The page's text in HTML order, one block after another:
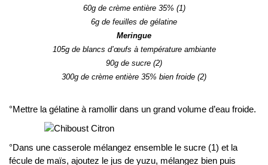
60g de crème entière 35% (1)
6g de feuilles de gélatine
Meringue
105g de blancs d’œufs à température ambiante
90g de sucre (2)
300g de crème entière 35% bien froide (2)
°Mettre la gélatine à ramollir dans un grand volume d’eau froide.
°Dans une casserole mélangez ensemble le sucre (1) et la
fécule de maïs, ajoutez le jus de yuzu, mélangez bien puis